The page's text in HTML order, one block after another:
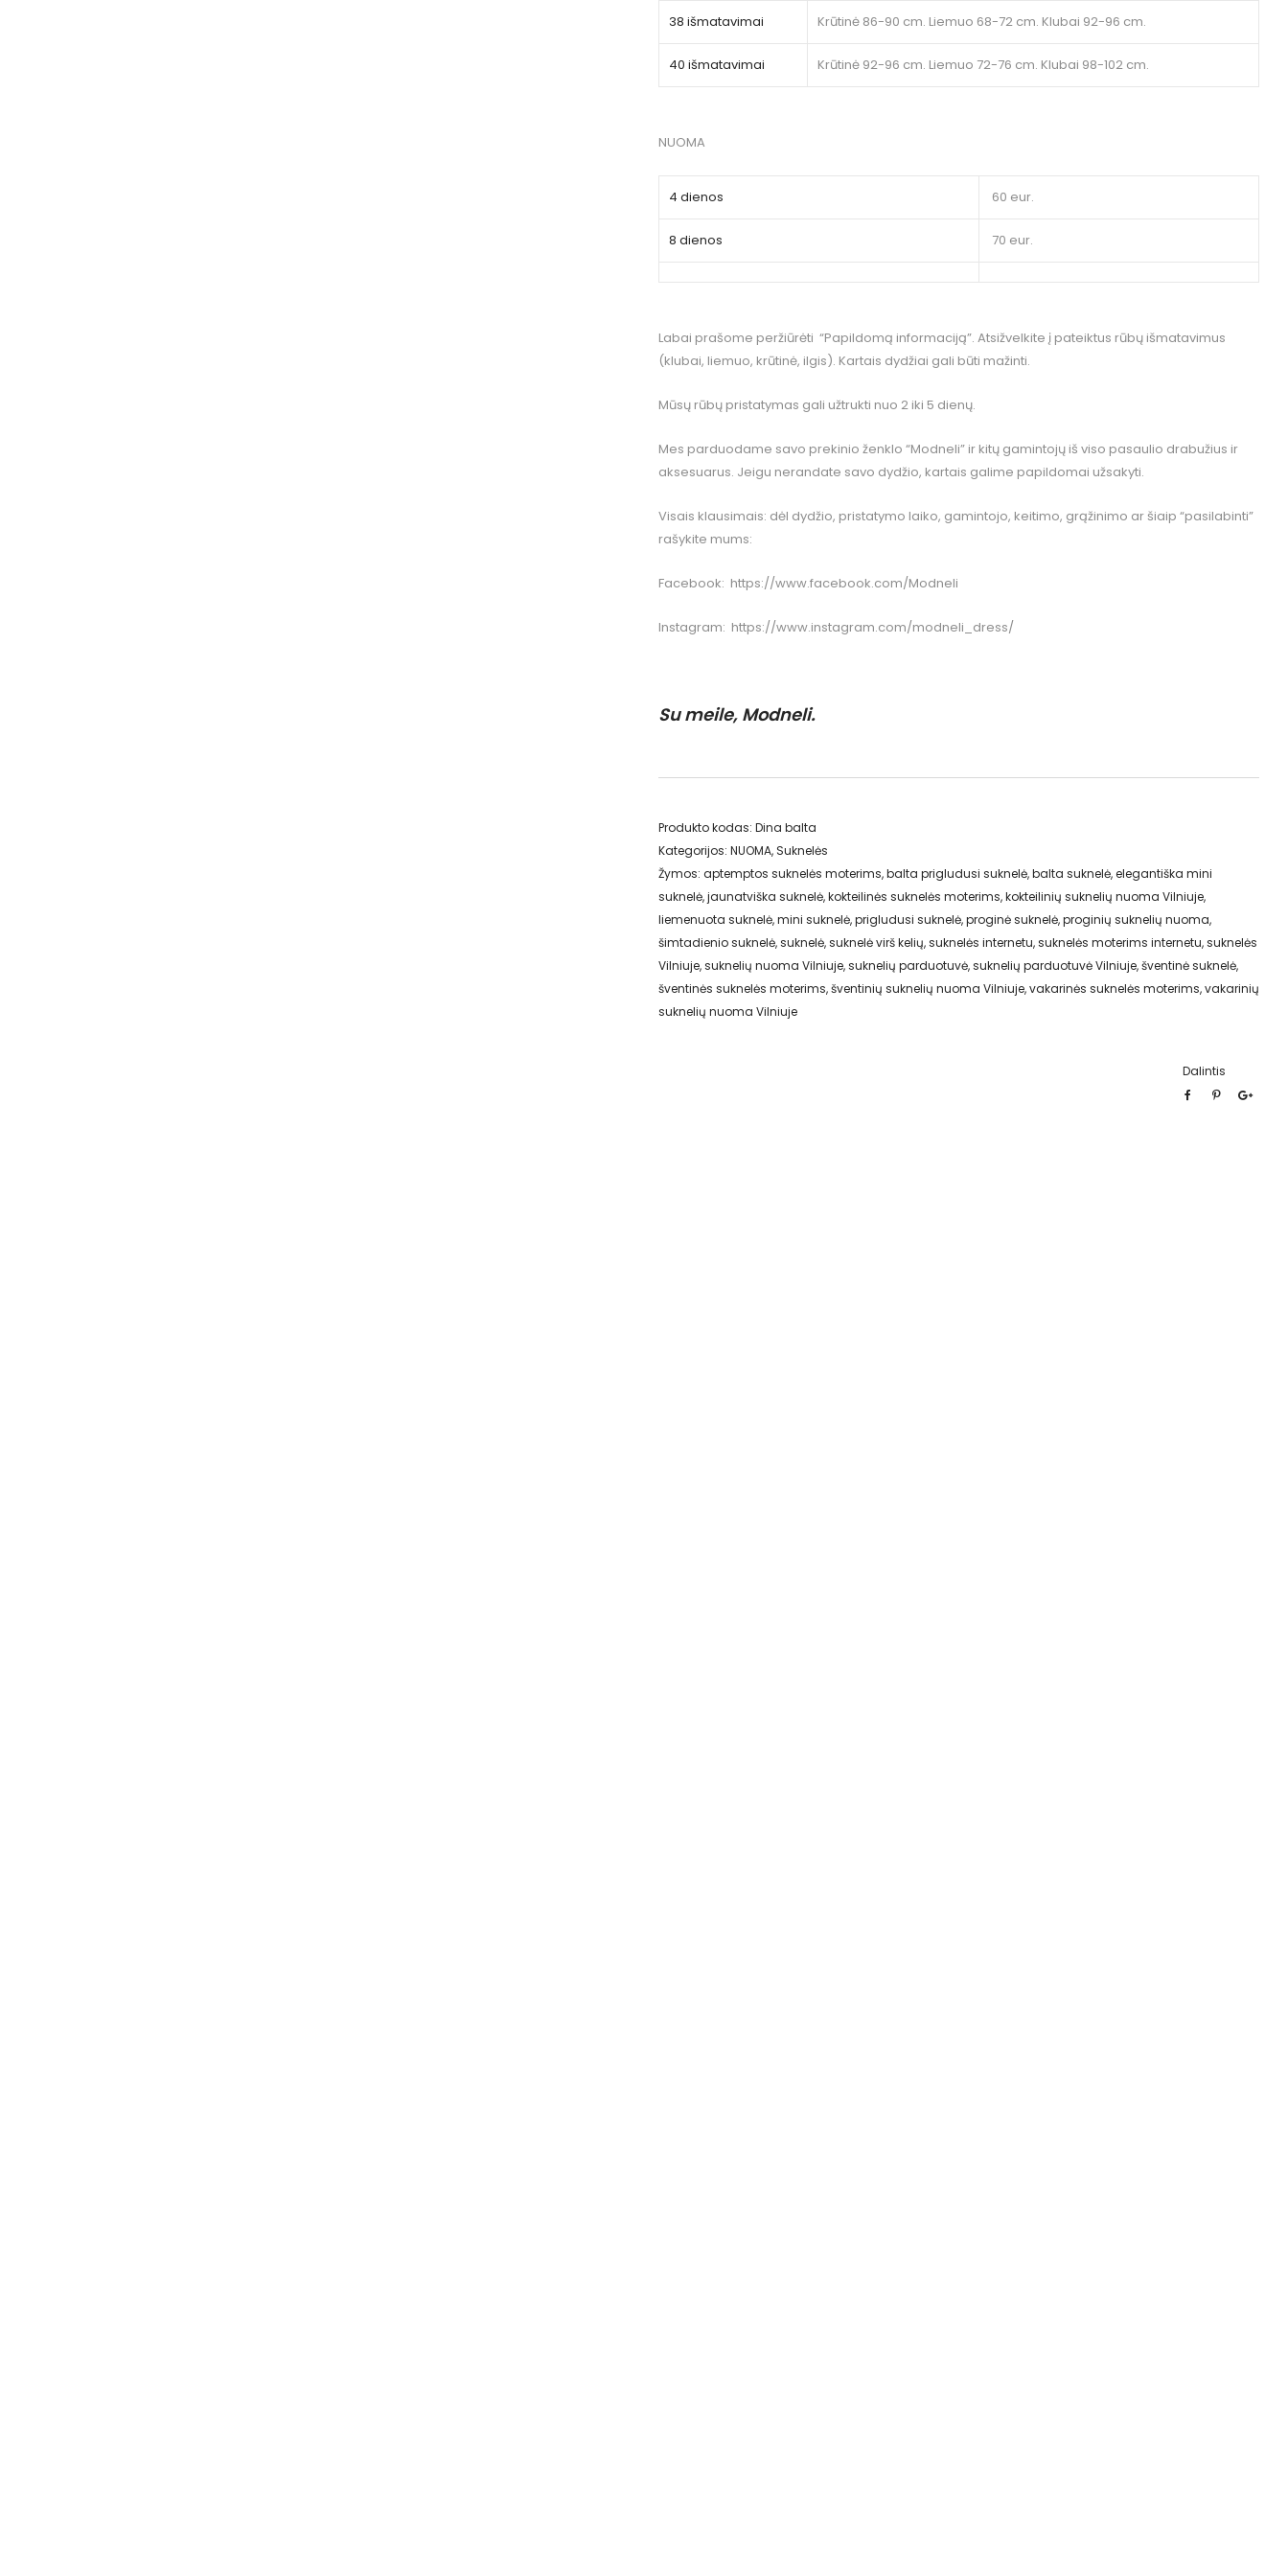
38 išmatavimai Krūtinė 86-90 cm. Liemuo 68-72 cm. Klubai 92-96 cm.
40 išmatavimai Krūtinė 92-96 cm. Liemuo 72-76 cm. Klubai 98-102 cm.
NUOMA
4 dienos 60 eur.
8 dienos 70 eur.
Labai prašome peržiūrėti “Papildomą informaciją”. Atsižvelkite į pateiktus rūbų išmatavimus
(klubai, liemuo, krūtinė, ilgis). Kartais dydžiai gali būti mažinti.
Mūsų rūbų pristatymas gali užtrukti nuo 2 iki 5 dienų.
Mes parduodame savo prekinio ženklo “Modneli” ir kitų gamintojų iš viso pasaulio drabužius ir
aksesuarus. Jeigu nerandate savo dydžio, kartais galime papildomai užsakyti.
Visais klausimais: dėl dydžio, pristatymo laiko, gamintojo, keitimo, grąžinimo ar šiaip “pasilabinti”
rašykite mums:
Facebook: https://www.facebook.com/Modneli
Instagram: https://www.instagram.com/modneli_dress/
Su meile, Modneli.
Produkto kodas: Dina balta
Kategorijos: NUOMA, Suknelės
Žymos: aptemptos suknelės moterims,balta prigludusi suknelė,balta suknelė,elegantiška mini
suknelė,jaunatviška suknelė,kokteilinės suknelės moterims,kokteilinių suknelių nuoma Vilniuje,
liemenuota suknelė,mini suknelė,prigludusi suknelė,proginė suknelė,proginių suknelių nuoma,
šimtadienio suknelė,suknelė,suknelė virš kelių,suknelės internetu,suknelės moterims internetu,suknelės
Vilniuje,suknelių nuoma Vilniuje,suknelių parduotuvė,suknelių parduotuvė Vilniuje,šventinė suknelė,
šventinės suknelės moterims,šventinių suknelių nuoma Vilniuje,vakarinės suknelės moterims,vakarinių
suknelių nuoma Vilniuje
Dalintis